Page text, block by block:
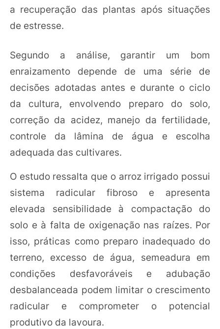
a recuperação das plantas após situações
de estresse.
Segundo a análise, garantir um bom
enraizamento depende de uma série de
decisões adotadas antes e durante o ciclo
da cultura, envolvendo preparo do solo,
correção da acidez, manejo da fertilidade,
controle da lâmina de água e escolha
adequada das cultivares.
O estudo ressalta que o arroz irrigado possui
sistema radicular fibroso e apresenta
elevada sensibilidade à compactação do
solo e à falta de oxigenação nas raízes. Por
isso, práticas como preparo inadequado do
terreno, excesso de água, semeadura em
condições desfavoráveis e adubação
desbalanceada podem limitar o crescimento
radicular e comprometer o potencial
produtivo da lavoura.